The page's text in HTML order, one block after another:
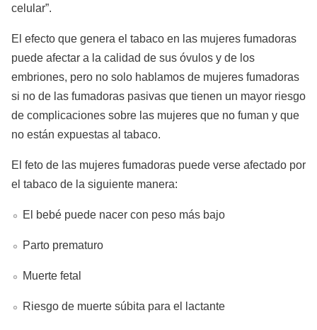
celular”.
El efecto que genera el tabaco en las mujeres fumadoras
puede afectar a la calidad de sus óvulos y de los
embriones, pero no solo hablamos de mujeres fumadoras
si no de las fumadoras pasivas que tienen un mayor riesgo
de complicaciones sobre las mujeres que no fuman y que
no están expuestas al tabaco.
El feto de las mujeres fumadoras puede verse afectado por
el tabaco de la siguiente manera:
El bebé puede nacer con peso más bajo
Parto prematuro
Muerte fetal
Riesgo de muerte súbita para el lactante